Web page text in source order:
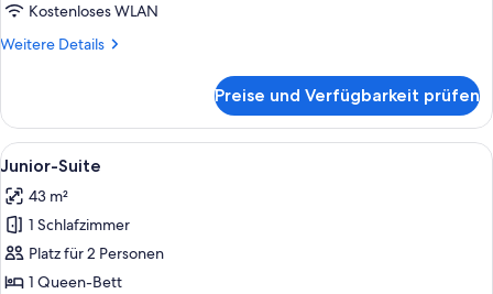
Kostenloses WLAN
Weitere Details
Weitere
Studiosuite
Preise und Verfügbarkeit prüfen
Alle
Fotos
für
Junior-
Suite
anzeigen
Ein modernes Hotelzimmer mit
5
Junior-Suite
43 m²
1 Schlafzimmer
Platz für 2 Personen
1 Queen-Bett